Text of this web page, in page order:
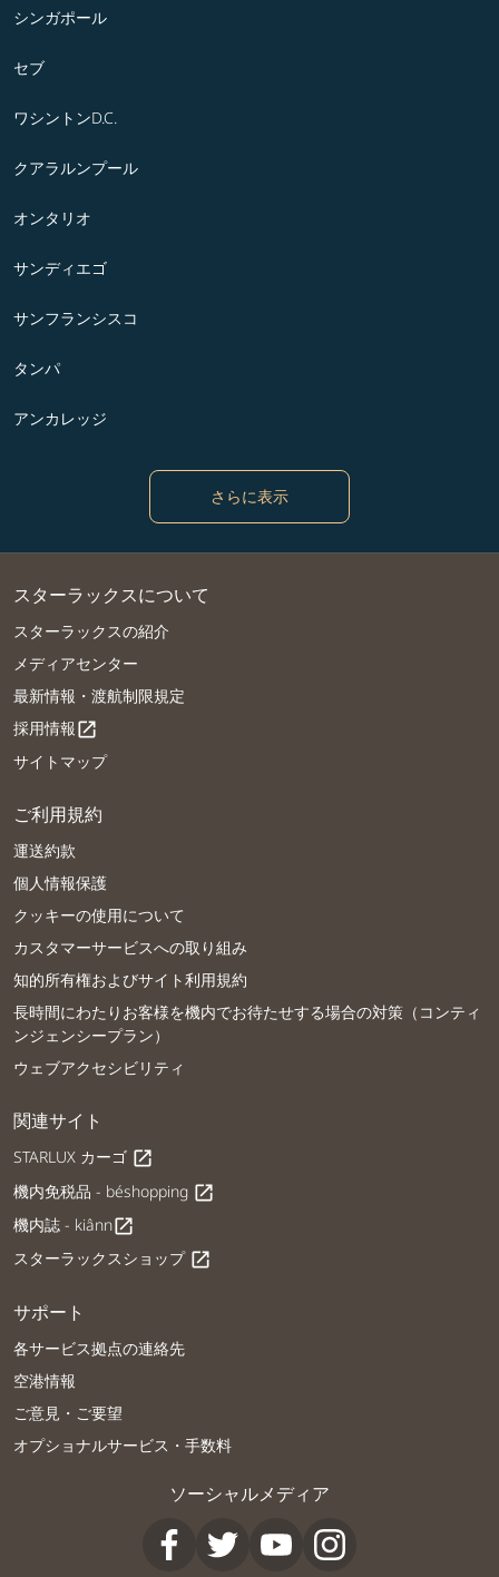
シンガポール
セブ
ワシントンD.C.
クアラルンプール
オンタリオ
サンディエゴ
サンフランシスコ
タンパ
アンカレッジ
さらに表示
スターラックスについて
スターラックスの紹介
メディアセンター
最新情報・渡航制限規定
採用情報open_in_new
サイトマップ
ご利用規約
運送約款
個人情報保護
クッキーの使用について
カスタマーサービスへの取り組み
知的所有権およびサイト利用規約
長時間にわたりお客様を機内でお待たせする場合の対策（コンティ
ンジェンシープラン）
ウェブアクセシビリティ
関連サイト
STARLUX カーゴ open_in_new
機内免税品 - béshopping open_in_new
機内誌 - kiânnopen_in_new
スターラックスショップ open_in_new
サポート
各サービス拠点の連絡先
空港情報
ご意見・ご要望
オプショナルサービス・手数料
ソーシャルメディア